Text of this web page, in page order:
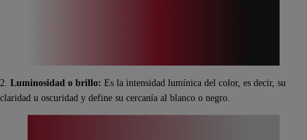
2. Luminosidad o brillo: Es la intensidad lumínica del color, es decir, su
claridad u oscuridad y define su cercanía al blanco o negro.